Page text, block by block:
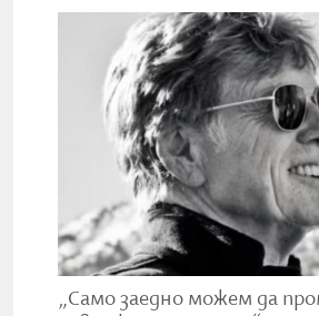
Първият носител на
Awards. С наградата ще бъде
защитник на природата и
за околната среда в силни
„Развълнувани сме, че
Robert Redford
да вдъхват надежда и да
отговаря на нашата цел
променят начина, по
„Само заедно можем да